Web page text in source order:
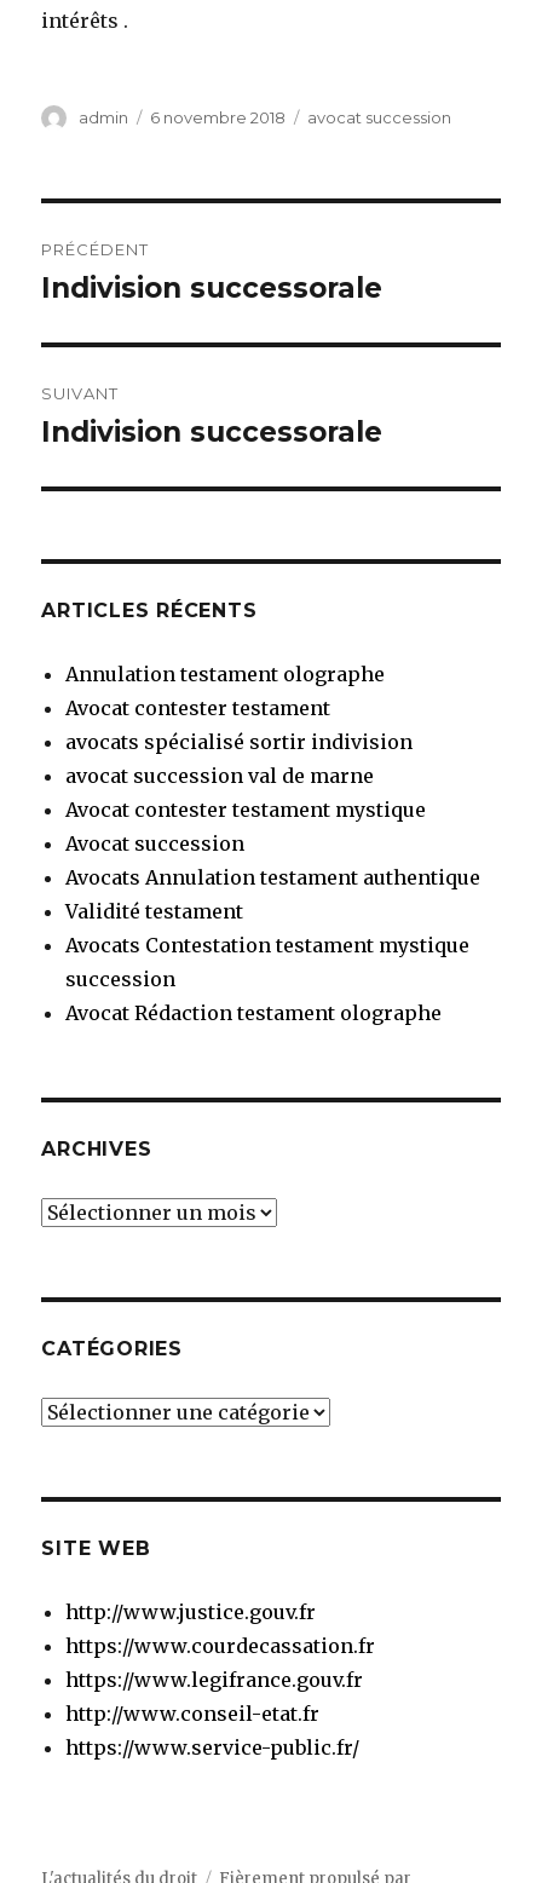
intérêts .
Auteur
admin
Publié
6 novembre 2018 Catégories
avocat succession
de
PRÉCÉDENT
Article
Indivision successorale
SUIVANT
Article
Indivision successorale
ARTICLES RÉCENTS
Annulation testament olographe
Avocat contester testament
avocats spécialisé sortir indivision
avocat succession val de marne
Avocat contester testament mystique
Avocat succession
Avocats Annulation testament authentique
Validité testament
Avocats Contestation testament mystique
succession
Avocat Rédaction testament olographe
ARCHIVES
Archives
CATÉGORIES
Catégories
SITE WEB
http://www.justice.gouv.fr
https://www.courdecassation.fr
https://www.legifrance.gouv.fr
http://www.conseil-etat.fr
https://www.service-public.fr/
L'actualités du droit Fièrement propulsé par